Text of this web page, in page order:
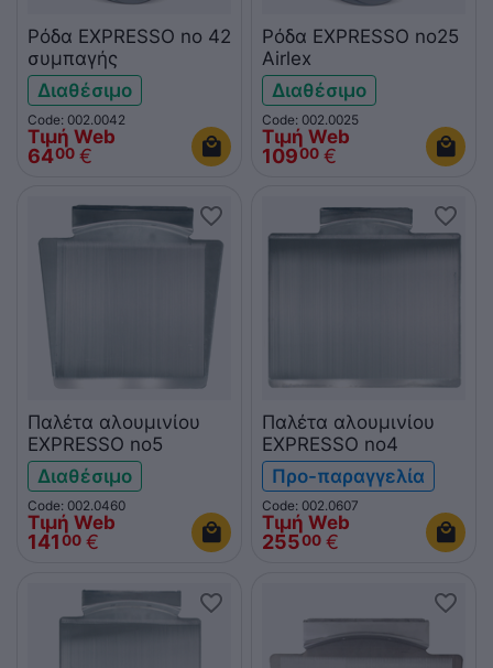
Ρόδα EXPRESSO no 42
συμπαγής
Διαθέσιμο
Code: 002.0042
Τιμή Web
6400 €
Ρόδα EXPRESSO no25
Airlex
Διαθέσιμο
Code: 002.0025
Τιμή Web
10900 €
Παλέτα αλουμινίου
EXPRESSO no5
Διαθέσιμο
Code: 002.0460
Τιμή Web
14100 €
Παλέτα αλουμινίου
EXPRESSO no4
Προ-παραγγελία
Code: 002.0607
Τιμή Web
25500 €